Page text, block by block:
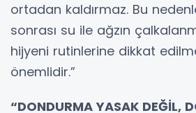
ortadan kaldırmaz. Bu
sonrası su ile ağzın
hijyeni rutinlerine dikkat
önemlidir.”
“DONDURMA YASAK DEĞİL,